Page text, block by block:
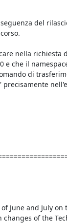
del
nella richiesta
e che il
di
June and July
of the